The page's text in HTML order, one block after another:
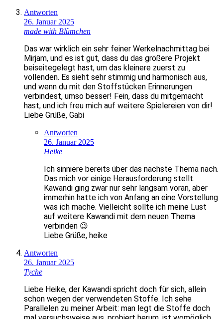
Antworten
26. Januar 2025
made with Blümchen
Das war wirklich ein sehr feiner Werkelnachmittag bei
Mirjam, und es ist gut, dass du das größere Projekt
beiseitegelegt hast, um das kleinere zuerst zu
vollenden. Es sieht sehr stimmig und harmonisch aus,
und wenn du mit den Stoffstücken Erinnerungen
verbindest, umso besser! Fein, dass du mitgemacht
hast, und ich freu mich auf weitere Spielereien von dir!
Liebe Grüße, Gabi
Antworten
26. Januar 2025
Heike
Ich sinniere bereits über das nächste Thema nach.
Das mich vor einige Herausforderung stellt.
Kawandi ging zwar nur sehr langsam voran, aber
immerhin hatte ich von Anfang an eine Vorstellung
was ich mache. Vielleicht sollte ich meine Lust
auf weitere Kawandi mit dem neuen Thema
verbinden 😉
Liebe Grüße, heike
Antworten
26. Januar 2025
Tyche
Liebe Heike, der Kawandi spricht doch für sich, allein
schon wegen der verwendeten Stoffe. Ich sehe
Parallelen zu meiner Arbeit: man legt die Stoffe doch